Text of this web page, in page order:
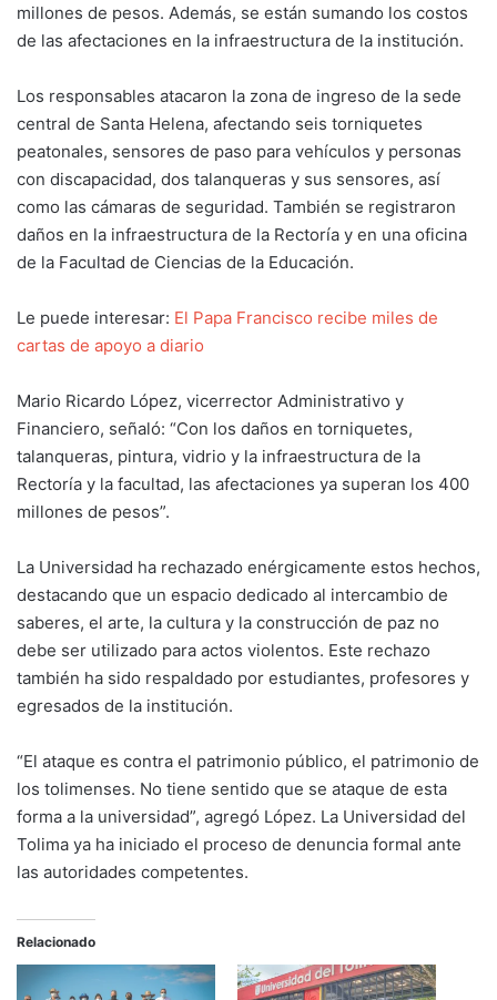
millones de pesos. Además, se están sumando los costos
de las afectaciones en la infraestructura de la institución.
Los responsables atacaron la zona de ingreso de la sede
central de Santa Helena, afectando seis torniquetes
peatonales, sensores de paso para vehículos y personas
con discapacidad, dos talanqueras y sus sensores, así
como las cámaras de seguridad. También se registraron
daños en la infraestructura de la Rectoría y en una oficina
de la Facultad de Ciencias de la Educación.
Le puede interesar: El Papa Francisco recibe miles de
cartas de apoyo a diario
Mario Ricardo López, vicerrector Administrativo y
Financiero, señaló: “Con los daños en torniquetes,
talanqueras, pintura, vidrio y la infraestructura de la
Rectoría y la facultad, las afectaciones ya superan los 400
millones de pesos”.
La Universidad ha rechazado enérgicamente estos hechos,
destacando que un espacio dedicado al intercambio de
saberes, el arte, la cultura y la construcción de paz no
debe ser utilizado para actos violentos. Este rechazo
también ha sido respaldado por estudiantes, profesores y
egresados de la institución.
“El ataque es contra el patrimonio público, el patrimonio de
los tolimenses. No tiene sentido que se ataque de esta
forma a la universidad”, agregó López. La Universidad del
Tolima ya ha iniciado el proceso de denuncia formal ante
las autoridades competentes.
Relacionado